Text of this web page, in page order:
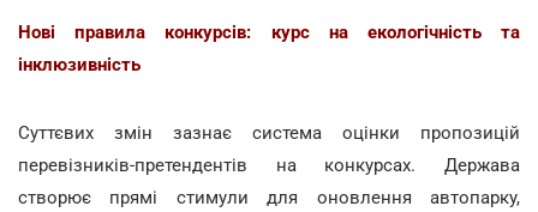
Нові правила конкурсів: курс на екологічність та
інклюзивність
Суттєвих змін зазнає система оцінки пропозицій
перевізників-претендентів на конкурсах. Держава
створює прямі стимули для оновлення автопарку,